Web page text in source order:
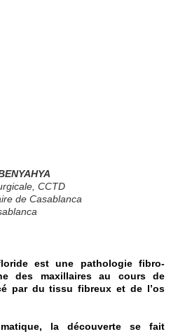
CCTD
de Casablanca
est une pathologie fibro-
des maxillaires au cours de
par du tissu fibreux et de l’os
la découverte se fait